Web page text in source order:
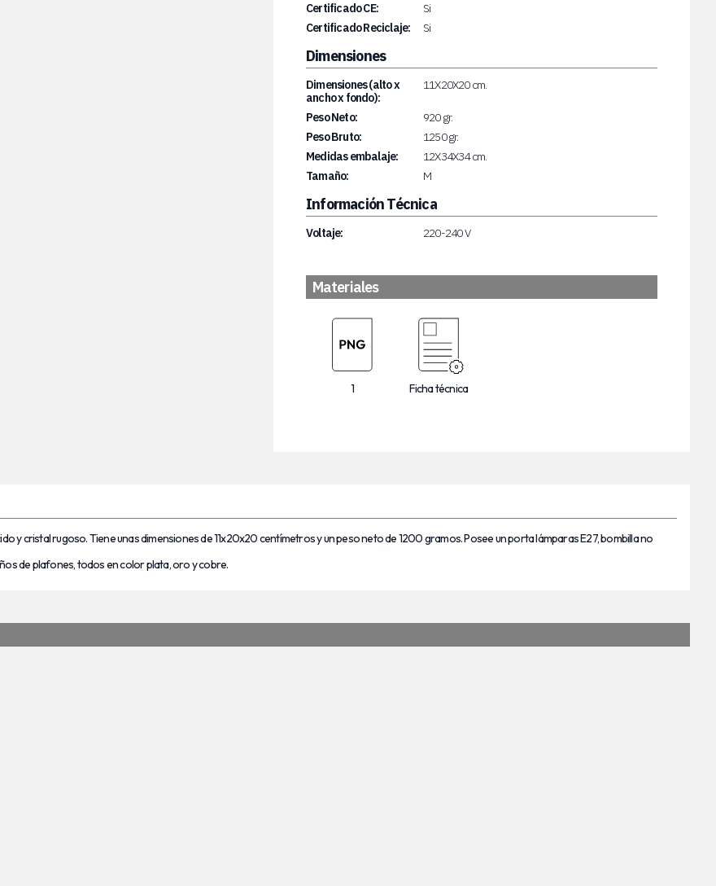
Certificado CE:
Si
Certificado Reciclaje:
Si
Dimensiones
Dimensiones (alto x
ancho x fondo):
11X20X20 cm.
Peso Neto:
920 gr.
Peso Bruto:
1250 gr.
Medidas embalaje:
12X34X34 cm.
Tamaño:
M
Información Técnica
Voltaje: 220-240 V
Materiales
1 Ficha técnica
y cristal rugoso. Tiene unas dimensiones de 11x20x20 centímetros y un peso neto de 1200 gramos. Posee un porta lámparas E27, bombilla no
de plafones, todos en color plata, oro y cobre.